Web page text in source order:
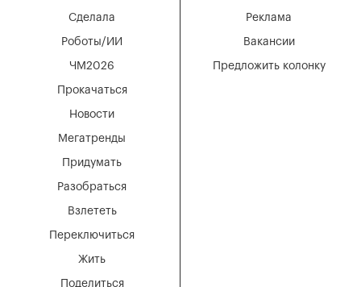
Мегатренды
Придумать
Разобраться
Взлететь
Новости
Переключиться
Жить
Поделиться
Сделала
Роботы/ИИ
ЧМ2026
Прокачаться
Вакансии
Реклама
Предложить колонку